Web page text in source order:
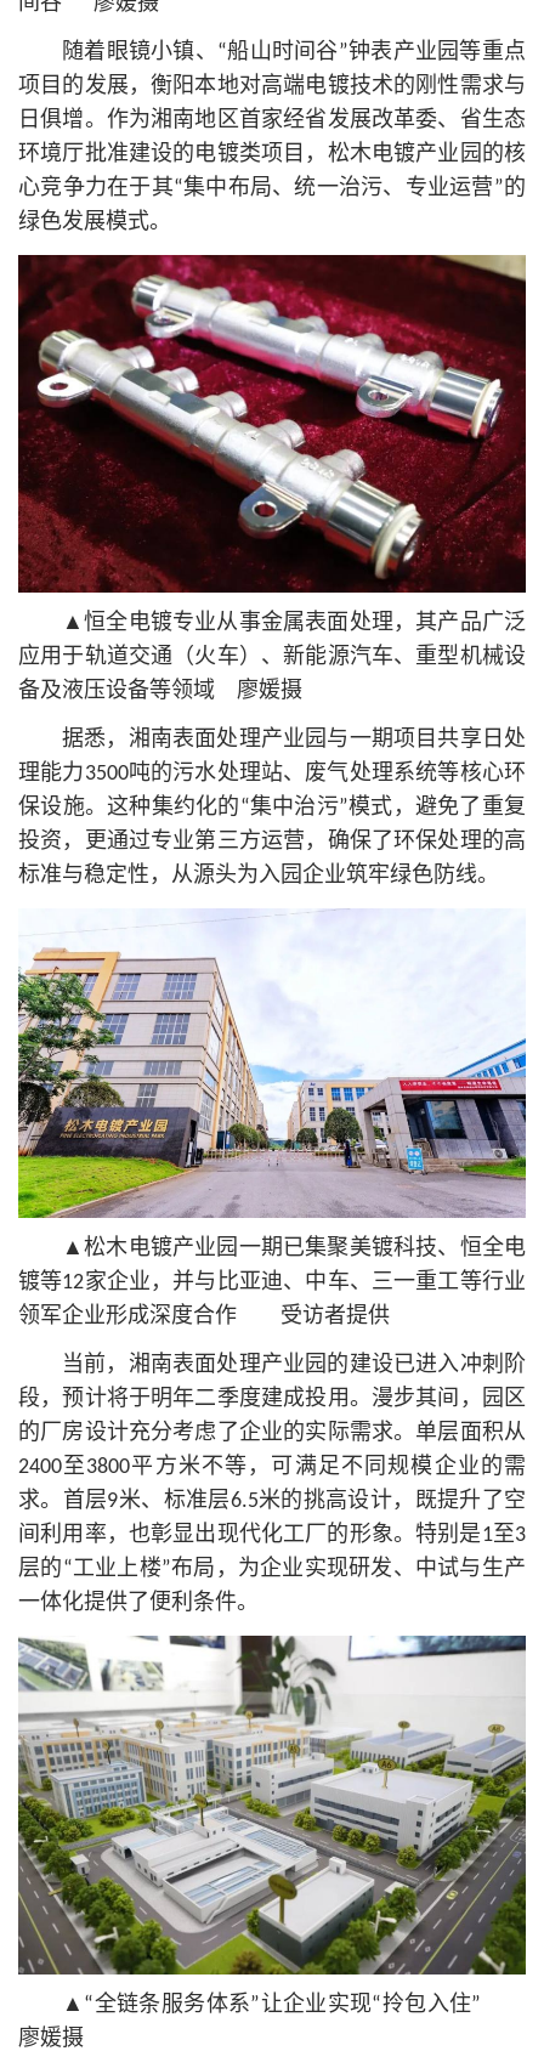
随着眼镜小镇、“船山时间谷”钟表产业园等重点
项目的发展，衡阳本地对高端电镀技术的刚性需求与
日俱增。作为湘南地区首家经省发展改革委、省生态
环境厅批准建设的电镀类项目，松木电镀产业园的核
心竞争力在于其“集中布局、统一治污、专业运营”的
绿色发展模式。
▲恒全电镀专业从事金属表面处理，其产品广泛
应用于轨道交通（火车）、新能源汽车、重型机械设
备及液压设备等领域 廖媛摄
据悉，湘南表面处理产业园与一期项目共享日处
理能力3500吨的污水处理站、废气处理系统等核心环
保设施。这种集约化的“集中治污”模式，避免了重复
投资，更通过专业第三方运营，确保了环保处理的高
标准与稳定性，从源头为入园企业筑牢绿色防线。
▲松木电镀产业园一期已集聚美镀科技、恒全电
镀等12家企业，并与比亚迪、中车、三一重工等行业
领军企业形成深度合作 受访者提供
当前，湘南表面处理产业园的建设已进入冲刺阶
段，预计将于明年二季度建成投用。漫步其间，园区
的厂房设计充分考虑了企业的实际需求。单层面积从
2400至3800平方米不等，可满足不同规模企业的需
求。首层9米、标准层6.5米的挑高设计，既提升了空
间利用率，也彰显出现代化工厂的形象。特别是1至3
层的“工业上楼”布局，为企业实现研发、中试与生产
一体化提供了便利条件。
▲“全链条服务体系”让企业实现“拎包入住”
廖媛摄